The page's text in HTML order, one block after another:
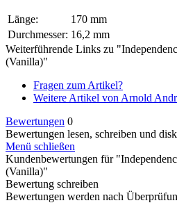
Länge:
170 mm
Durchmesser: 16,2 mm
Weiterführende Links zu
(Vanilla)"
Fragen zum Artikel?
Weitere Artikel von Arnold
Bewertungen 0
Bewertungen lesen, schreiben und
Menü schließen
Kundenbewertungen für
(Vanilla)"
Bewertung schreiben
Bewertungen werden nach